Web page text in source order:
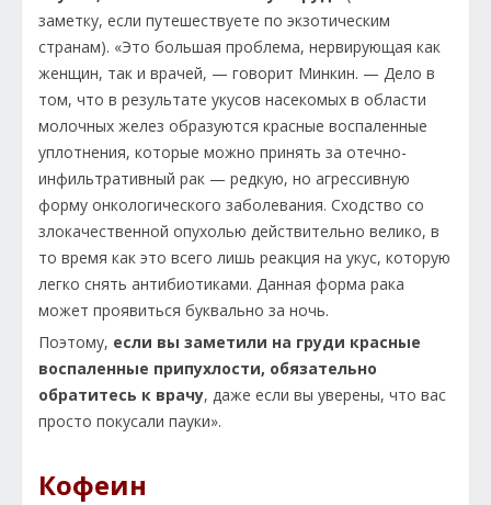
заметку, если путешествуете по экзотическим
странам). «Это большая проблема, нервирующая как
женщин, так и врачей, — говорит Минкин. — Дело в
том, что в результате укусов насекомых в области
молочных желез образуются красные воспаленные
уплотнения, которые можно принять за отечно-
инфильтративный рак — редкую, но агрессивную
форму онкологического заболевания. Сходство со
злокачественной опухолью действительно велико, в
то время как это всего лишь реакция на укус, которую
легко снять антибиотиками. Данная форма рака
может проявиться буквально за ночь.
Поэтому, если вы заметили на груди красные
воспаленные припухлости, обязательно
обратитесь к врачу, даже если вы уверены, что вас
просто покусали пауки».
Кофеин